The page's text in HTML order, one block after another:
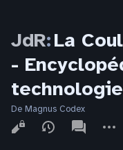
JdR:La
-
De Magnus Codex
Affichages
associated-
pages
actions